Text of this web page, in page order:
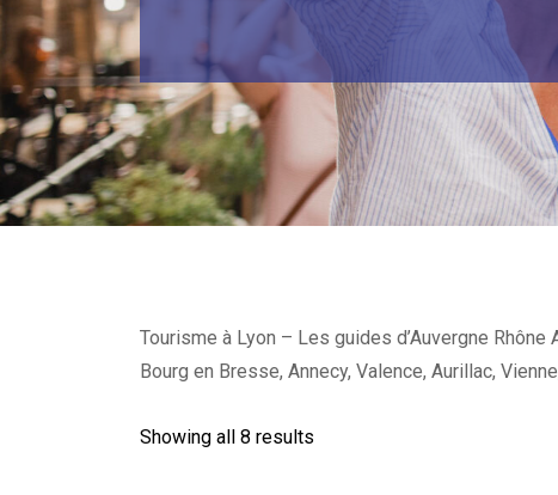
Tourisme à Lyon – Les guides d’Auvergne
Bourg en Bresse, Annecy, Valence, Aurillac,
Showing all 8 results